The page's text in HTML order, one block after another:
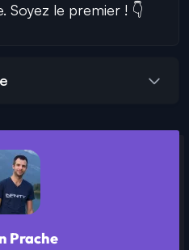
Soyez le premier ! 👇
Prache